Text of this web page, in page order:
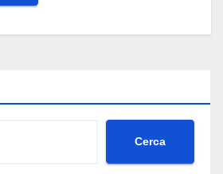
Cerca